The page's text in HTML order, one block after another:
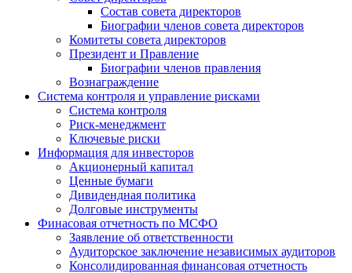
Состав совета директоров
Биографии членов совета директоров
Комитеты совета директоров
Президент и Правление
Биографии членов правления
Вознаграждение
Система контроля и управление рисками
Система контроля
Риск-менеджмент
Ключевые риски
Информация для инвесторов
Акционерный капитал
Ценные бумаги
Дивидендная политика
Долговые инструменты
Финасовая отчетность по МСФО
Заявление об ответственности
Аудиторское заключение независимых аудиторов
Консолидированная финансовая отчетность